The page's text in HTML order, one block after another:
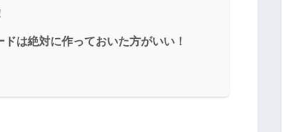
は絶対に作っておいた方がいい！